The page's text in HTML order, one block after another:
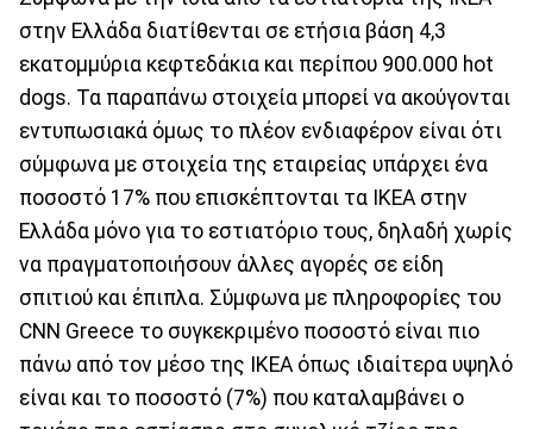
στην Ελλάδα διατίθενται σε ετήσια βάση 4,3
εκατομμύρια κεφτεδάκια και περίπου 900.000 hot
dogs. Τα παραπάνω στοιχεία μπορεί να ακούγονται
εντυπωσιακά όμως το πλέον ενδιαφέρον είναι ότι
σύμφωνα με στοιχεία της εταιρείας υπάρχει ένα
ποσοστό 17% που επισκέπτονται τα ΙΚΕΑ στην
Ελλάδα μόνο για το εστιατόριο τους, δηλαδή χωρίς
να πραγματοποιήσουν άλλες αγορές σε είδη
σπιτιού και έπιπλα. Σύμφωνα με πληροφορίες του
CNN Greece το συγκεκριμένο ποσοστό είναι πιο
πάνω από τον μέσο της IKEA όπως ιδιαίτερα υψηλό
είναι και το ποσοστό (7%) που καταλαμβάνει ο